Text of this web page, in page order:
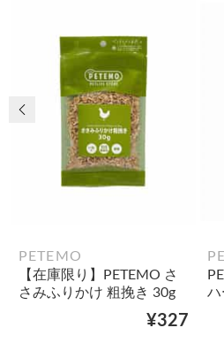
PETEMO
【在庫限り】PETEMO さ
さみふりかけ 粗挽き 30g
¥327
ハ
前の画像